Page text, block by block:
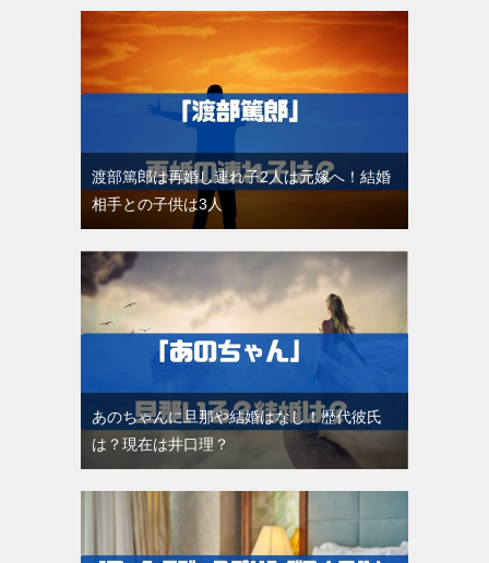
渡部篤郎は再婚し連れ子2人は元嫁へ！結婚
相手との子供は3人
あのちゃんに旦那や結婚はなし！歴代彼氏
は？現在は井口理？